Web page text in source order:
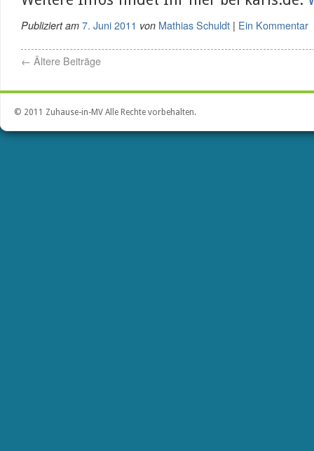
Publiziert am 7. Juni 2011 von Mathias Schuldt | Ein Kommentar
← Ältere Beiträge
© 2011 Zuhause-in-MV Alle Rechte vorbehalten.